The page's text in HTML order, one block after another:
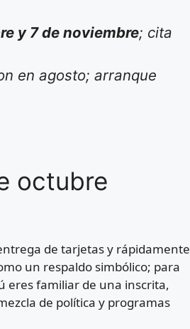
y 7 de noviembre; cita
en agosto; arranque
octubre
de tarjetas y rápidamente
un respaldo simbólico; para
eres familiar de una inscrita,
de política y programas